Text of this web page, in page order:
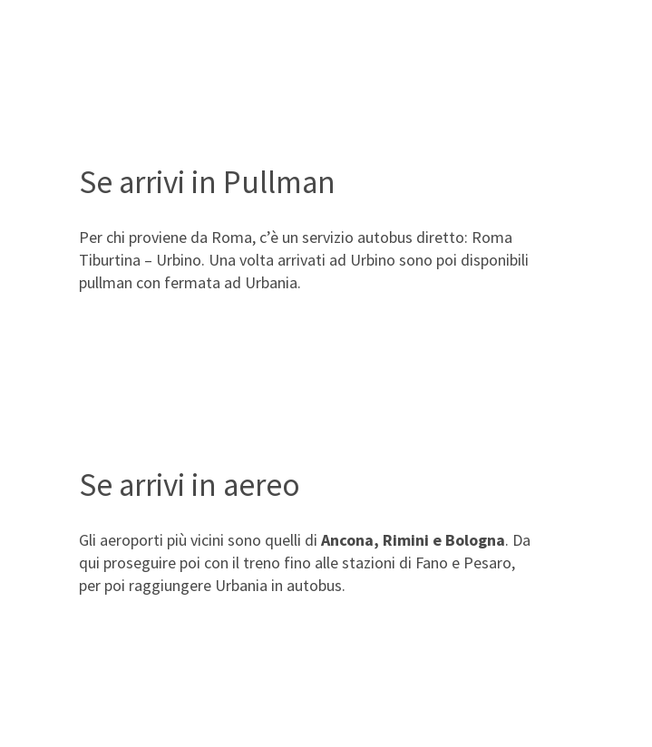
Se arrivi in Pullman
Per chi proviene da Roma, c’è un servizio autobus diretto: Roma
Tiburtina – Urbino. Una volta arrivati ad Urbino sono poi disponibili
pullman con fermata ad Urbania.
Se arrivi in aereo
Gli aeroporti più vicini sono quelli di Ancona, Rimini e Bologna. Da
qui proseguire poi con il treno fino alle stazioni di Fano e Pesaro,
per poi raggiungere Urbania in autobus.